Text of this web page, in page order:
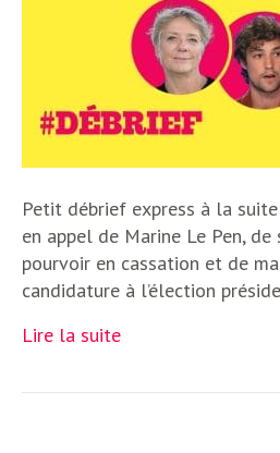
Petit débrief express à la
en appel de Marine Le Pen, de
pourvoir en cassation et de
candidature à l’élection
Lire la suite